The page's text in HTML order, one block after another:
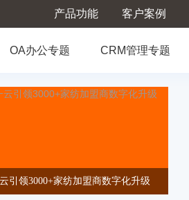
产品功能 客户案例
OA办公专题 CRM管理专题
引领3000+家纺加盟商数字化升级